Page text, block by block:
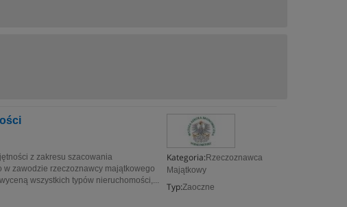
Kategoria: Rzeczoznawca
Majątkowy
Typ:Zaoczne
z zakresu szacowania
zawodzie rzeczoznawcy majątkowego
wszystkich typów nieruchomości,...